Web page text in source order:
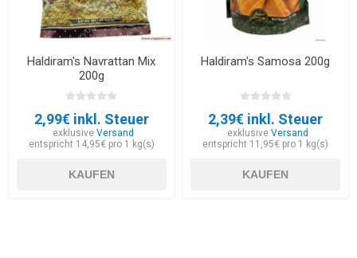
Haldiram's Navrattan Mix
200g
2,99€ inkl. Steuer
exklusiveVersand
entspricht 14,95€ pro 1 kg(s)
KAUFEN
Haldiram's Samosa 200g
2,39€ inkl. Steuer
exklusive Versand
entspricht 11,95€ pro 1 kg(s)
KAUFEN